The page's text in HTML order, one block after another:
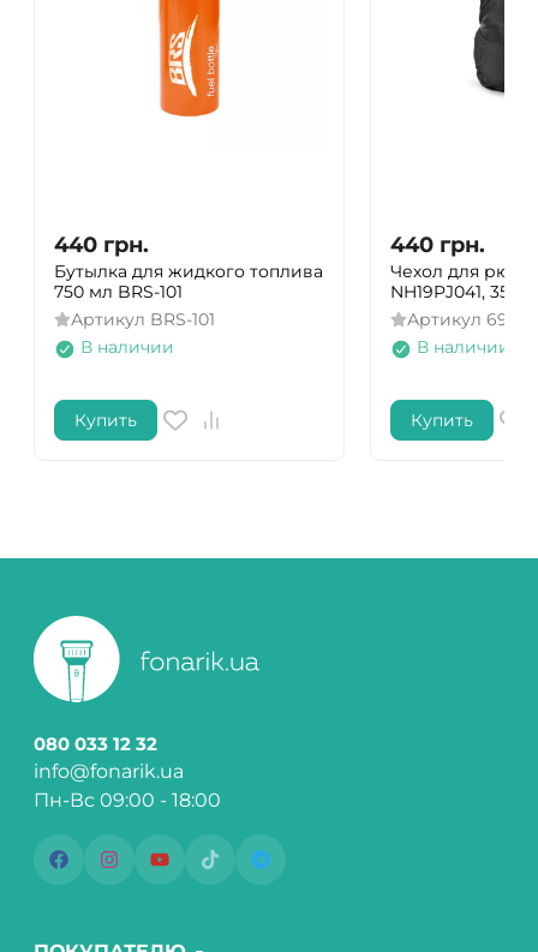
440 грн.
Бутылка для жидкого топлива
750 мл BRS-101
Артикул BRS-101
В наличии
Купить
440 грн.
Чехол для
NH19PJ041, 35-
Артикул
В наличии
Купить
080 033 12 32
info@fonarik.ua
Пн-Вс 09:00 - 18:00